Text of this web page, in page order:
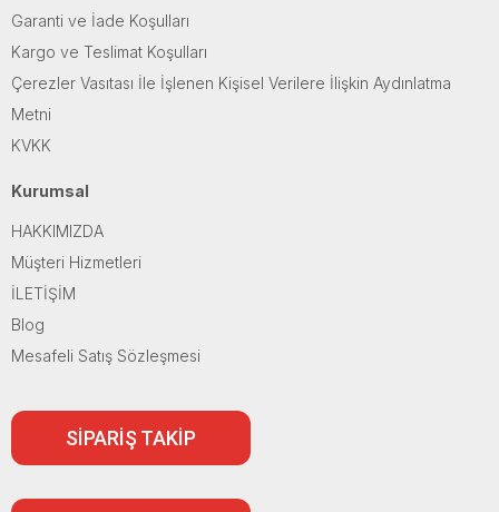
Garanti ve İade Koşulları
Kargo ve Teslimat Koşulları
Çerezler Vasıtası İle İşlenen Kişisel Verilere İlişkin Aydınlatma
Metni
KVKK
Kurumsal
HAKKIMIZDA
Müşteri Hizmetleri
İLETİŞİM
Blog
Mesafeli Satış Sözleşmesi
SİPARİŞ TAKİP